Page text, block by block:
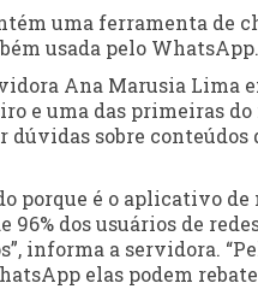
uma ferramenta de
usada pelo WhatsApp.
Ana Marusia Lima
e uma das primeiras do
sobre conteúdos
porque é o aplicativo
96% dos usuários de
informa a servidora.
elas podem